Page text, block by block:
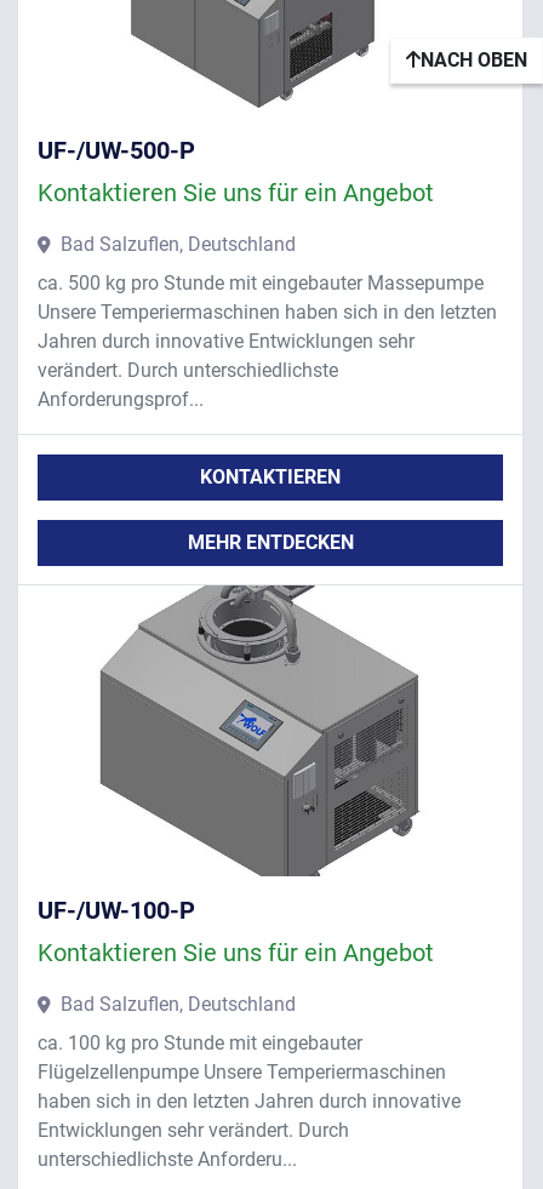
UF-/UW-500-P
Kontaktieren Sie uns für ein Angebot
Bad Salzuflen, Deutschland
ca. 500 kg pro Stunde mit eingebauter Massepumpe
Unsere Temperiermaschinen haben sich in den letzten
Jahren durch innovative Entwicklungen sehr
verändert. Durch unterschiedlichste
Anforderungsprof...
KONTAKTIEREN
MEHR ENTDECKEN
UF-/UW-100-P
Kontaktieren Sie uns für ein Angebot
Bad Salzuflen, Deutschland
ca. 100 kg pro Stunde mit eingebauter
Flügelzellenpumpe Unsere Temperiermaschinen
haben sich in den letzten Jahren durch innovative
Entwicklungen sehr verändert. Durch
unterschiedlichste Anforderu...
NACH OBEN